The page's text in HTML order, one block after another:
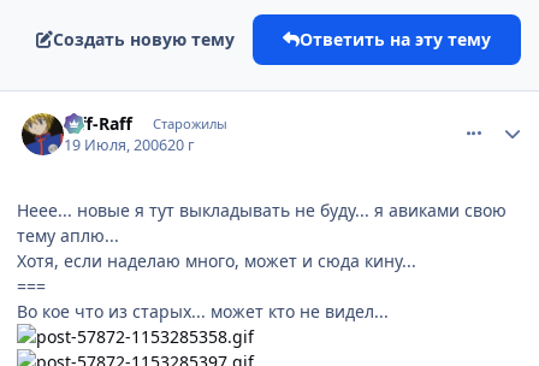
Создать новую тему Ответить на эту тему
Riff-Raff Старожилы
19 Июля, 200620 г
Неее... новые я тут выкладывать не буду... я авиками свою
тему аплю...
Хотя, если наделаю много, может и сюда кину...
===
Во кое что из старых... может кто не видел...